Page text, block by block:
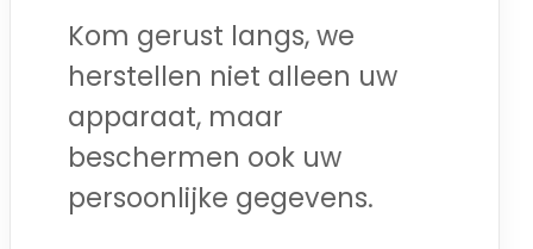
Kom gerust langs, we
herstellen niet alleen uw
apparaat, maar
beschermen ook uw
persoonlijke gegevens.